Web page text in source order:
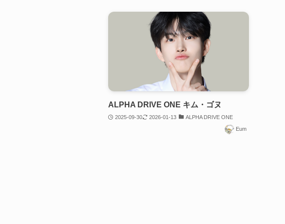
ALPHA DRIVE ONE キム・ゴヌ
2025-09-30 2026-01-13 ALPHA DRIVE ONE
Eum